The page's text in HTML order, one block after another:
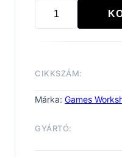
mennyiség
CIKKSZÁM:
Márka: Games
GYÁRTÓ: